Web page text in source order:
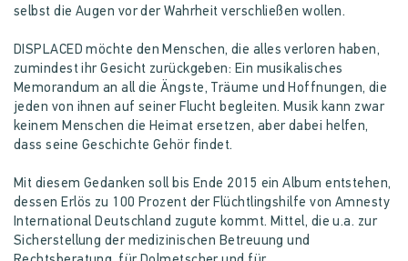
selbst die Augen vor der Wahrheit verschließen wollen.
DISPLACED möchte den Menschen, die alles verloren haben,
zumindest ihr Gesicht zurückgeben: Ein musikalisches
Memorandum an all die Ängste, Träume und Hoffnungen, die
jeden von ihnen auf seiner Flucht begleiten. Musik kann zwar
keinem Menschen die Heimat ersetzen, aber dabei helfen,
dass seine Geschichte Gehör findet.
Mit diesem Gedanken soll bis Ende 2015 ein Album entstehen,
dessen Erlös zu 100 Prozent der Flüchtlingshilfe von Amnesty
International Deutschland zugute kommt. Mittel, die u.a. zur
Sicherstellung der medizinischen Betreuung und